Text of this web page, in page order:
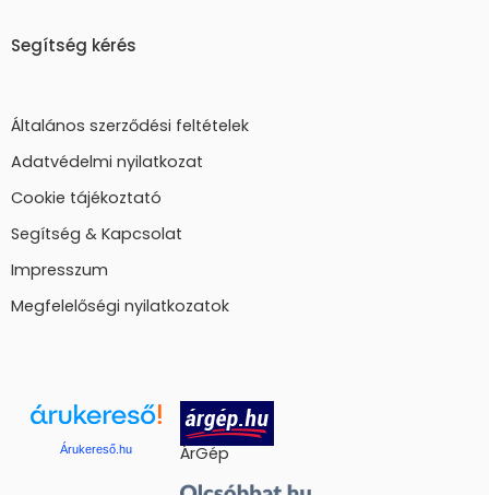
Segítség kérés
Általános szerződési feltételek
Adatvédelmi nyilatkozat
Cookie tájékoztató
Segítség & Kapcsolat
Impresszum
Megfelelőségi nyilatkozatok
Árukereső.hu ÁrGép